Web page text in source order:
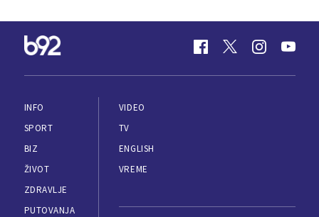
INFO
SPORT
BIZ
ŽIVOT
ZDRAVLJE
PUTOVANJA
VIDEO
TV
ENGLISH
VREME